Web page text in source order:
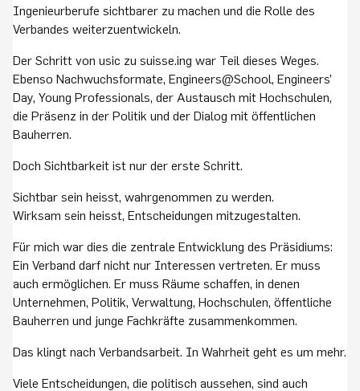
Ingenieurberufe sichtbarer zu machen und die Rolle des
Verbandes weiterzuentwickeln.
Der Schritt von usic zu suisse.ing war Teil dieses Weges.
Ebenso Nachwuchsformate, Engineers@School, Engineers’
Day, Young Professionals, der Austausch mit Hochschulen,
die Präsenz in der Politik und der Dialog mit öffentlichen
Bauherren.
Doch Sichtbarkeit ist nur der erste Schritt.
Sichtbar sein heisst, wahrgenommen zu werden.
Wirksam sein heisst, Entscheidungen mitzugestalten.
Für mich war dies die zentrale Entwicklung des Präsidiums:
Ein Verband darf nicht nur Interessen vertreten. Er muss
auch ermöglichen. Er muss Räume schaffen, in denen
Unternehmen, Politik, Verwaltung, Hochschulen, öffentliche
Bauherren und junge Fachkräfte zusammenkommen.
Das klingt nach Verbandsarbeit. In Wahrheit geht es um mehr.
Viele Entscheidungen, die politisch aussehen, sind auch